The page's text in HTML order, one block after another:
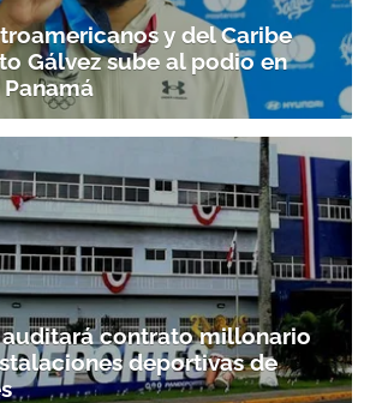
suscribirte a nuestro boletín.
ACEPTAR
y del Caribe
Gálvez sube al podio en
contrato millonario
deportivas de